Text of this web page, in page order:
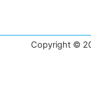
Copyright ©